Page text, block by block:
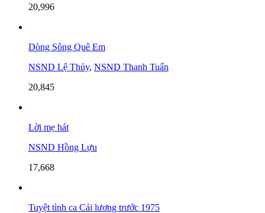
20,996
Dòng Sông Quê Em
NSND Lệ Thủy, NSND Thanh Tuấn
20,845
Lời mẹ hát
NSND Hồng Lựu
17,668
Tuyệt tình ca Cải lương trước 1975